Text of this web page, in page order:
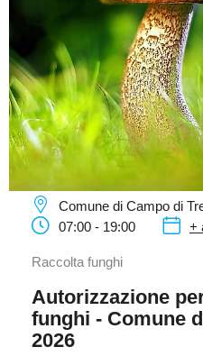
Comune di Campo di
07:00 - 19:00
+
Raccolta funghi
Autorizzazione
funghi - Comune
2026